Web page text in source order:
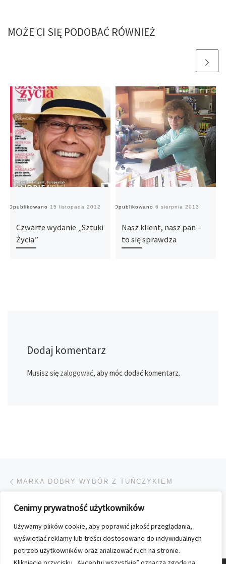
Cenimy prywatność użytkowników
Używamy plików cookie, aby poprawić jakość przeglądania,
wyświetlać reklamy lub treści dostosowane do indywidualnych
potrzeb użytkowników oraz analizować ruch na stronie.
MOŻE CI SIĘ PODOBAĆ RÓWNIEŻ
Opublikowano 15 listopada 2012
Czwarte wydanie „Sztuki
Życia”
Opublikowano 6 sierpnia 2013
Nasz klient, nasz pan –
to się sprawdza
Dodaj komentarz
Musisz się zalogować, aby móc dodać komentarz.
Przeglądanie Wpisów
MARKA DOBRY WYBÓR Z TUŃCZYKIEM
POWRÓT DO LISTY
KOLEJNA USŁUGA PŁATNICZA KOLPORTERA – PAYSAFECARD